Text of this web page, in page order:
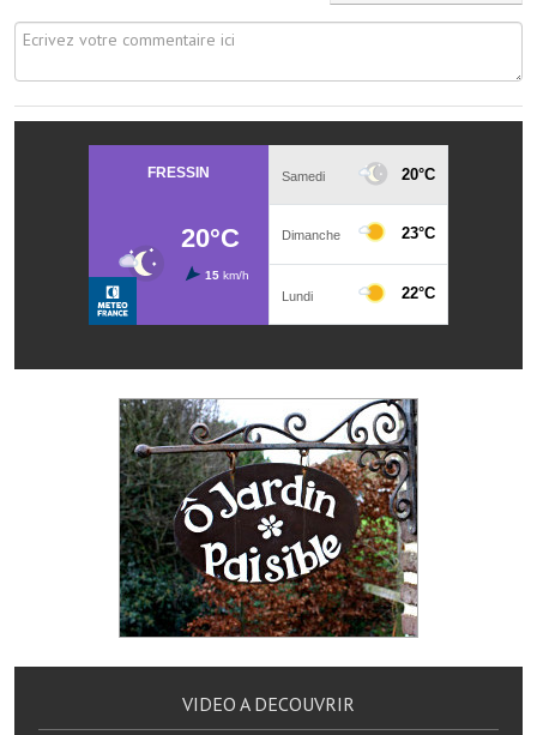
L'église
Georges Bernanos
Les sculptures du village
Une église dans l'église
Le sentier de la Planquette
Fressin, lauréat village fleuri
Le sentier de découverte du village
Les foulées Fressinoises
Le parcours cyclo le soleil de satan
Les étangs de FressinVIDEO A DECOUVRIR